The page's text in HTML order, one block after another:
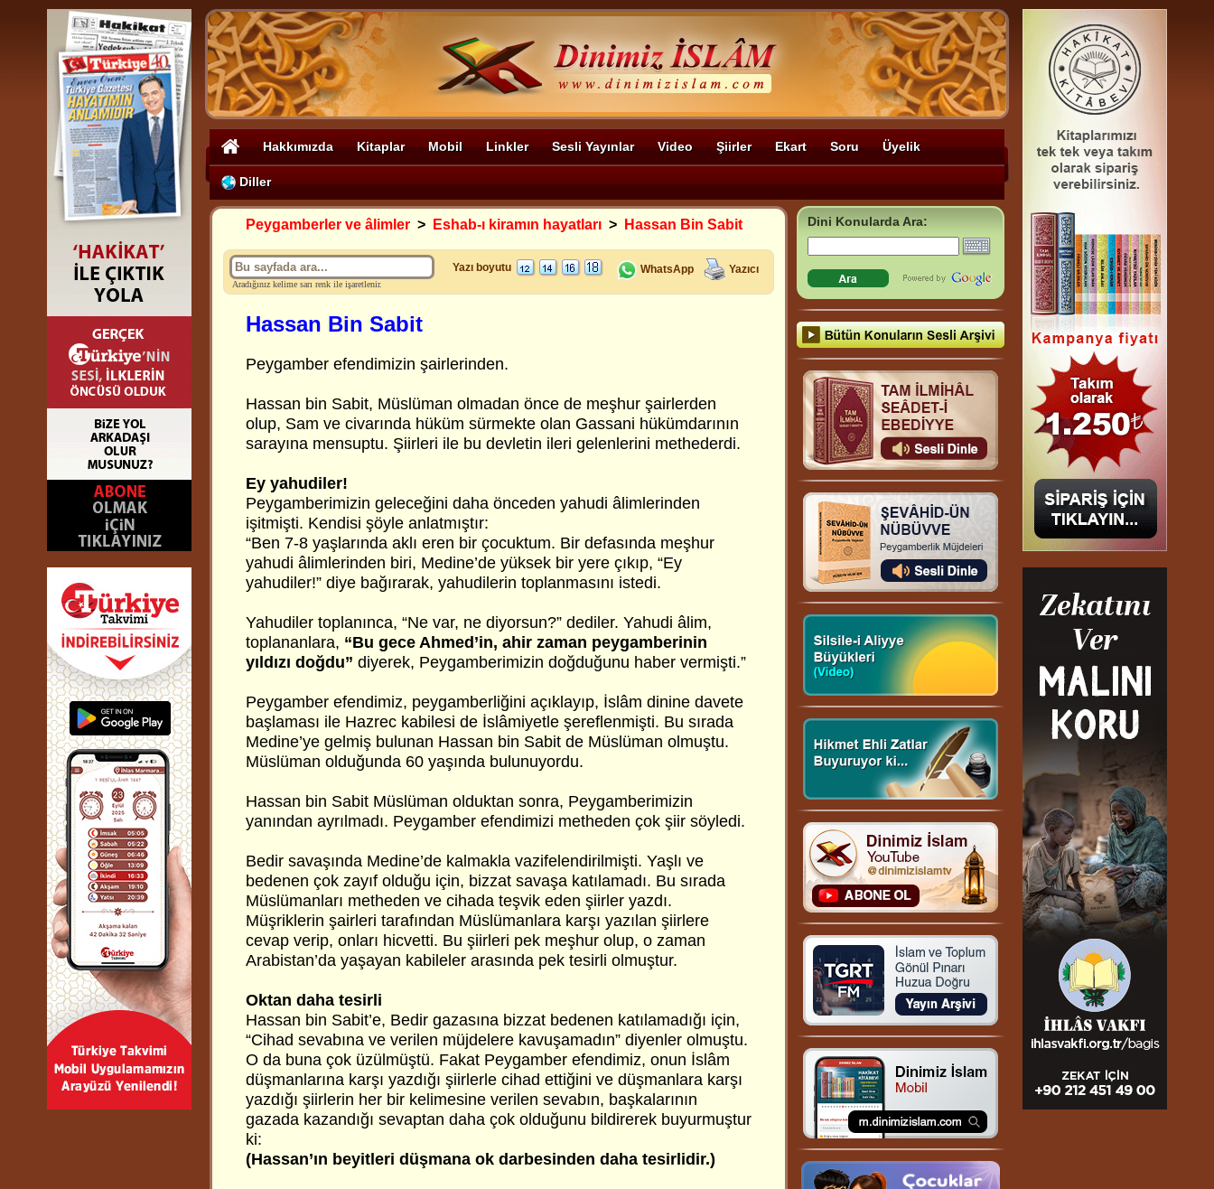
Hakkımızda Kitaplar Mobil Linkler Sesli Yayınlar Video Şiirler Ekart Soru Üyelik
Diller
Peygamberler ve âlimler > Eshab-ı kiramın hayatları > Hassan Bin Sabit
Aradığınız kelime sarı renk ile işaretlenir.
Yazı boyutu WhatsApp Yazıcı
Hassan Bin Sabit
Peygamber efendimizin şairlerinden.
Hassan bin Sabit, Müslüman olmadan önce de meşhur şairlerden
olup, Sam ve civarında hüküm sürmekte olan Gassani hükümdarının
sarayına mensuptu. Şiirleri ile bu devletin ileri gelenlerini methederdi.
Ey yahudiler!
Peygamberimizin geleceğini daha önceden yahudi âlimlerinden
işitmişti. Kendisi şöyle anlatmıştır:
“Ben 7-8 yaşlarında aklı eren bir çocuktum. Bir defasında meşhur
yahudi âlimlerinden biri, Medine’de yüksek bir yere çıkıp, “Ey
yahudiler!” diye bağırarak, yahudilerin toplanmasını istedi.
Yahudiler toplanınca, “Ne var, ne diyorsun?” dediler. Yahudi âlim,
toplananlara, “Bu gece Ahmed’in, ahir zaman peygamberinin
yıldızı doğdu” diyerek, Peygamberimizin doğduğunu haber vermişti.”
Peygamber efendimiz, peygamberliğini açıklayıp, İslâm dinine davete
başlaması ile Hazrec kabilesi de İslâmiyetle şereflenmişti. Bu sırada
Medine’ye gelmiş bulunan Hassan bin Sabit de Müslüman olmuştu.
Müslüman olduğunda 60 yaşında bulunuyordu.
Hassan bin Sabit Müslüman olduktan sonra, Peygamberimizin
yanından ayrılmadı. Peygamber efendimizi metheden çok şiir söyledi.
Bedir savaşında Medine’de kalmakla vazifelendirilmişti. Yaşlı ve
bedenen çok zayıf olduğu için, bizzat savaşa katılamadı. Bu sırada
Müslümanları metheden ve cihada teşvik eden şiirler yazdı.
Müşriklerin şairleri tarafından Müslümanlara karşı yazılan şiirlere
cevap verip, onları hicvetti. Bu şiirleri pek meşhur olup, o zaman
Arabistan’da yaşayan kabileler arasında pek tesirli olmuştur.
Oktan daha tesirli
Hassan bin Sabit’e, Bedir gazasına bizzat bedenen katılamadığı için,
“Cihad sevabına ve verilen müjdelere kavuşamadın” diyenler olmuştu.
O da buna çok üzülmüştü. Fakat Peygamber efendimiz, onun İslâm
düşmanlarına karşı yazdığı şiirlerle cihad ettiğini ve düşmanlara karşı
yazdığı şiirlerin her bir kelimesine verilen sevabın, başkalarının
gazada kazandığı sevaptan daha çok olduğunu bildirerek buyurmuştur
ki:
(Hassan’ın beyitleri düşmana ok darbesinden daha tesirlidir.)
Dini Konularda Ara: